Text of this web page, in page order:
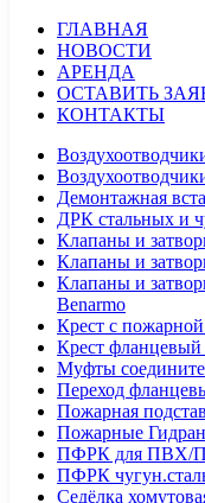
ГЛАВНАЯ
НОВОСТИ
АРЕНДА
ОСТАВИТЬ
КОНТАКТЫ
Демонтажная
ДРК стальных и
Клапаны и
Клапаны и
Клапаны и
Benarmo
Крест с
Крест
Муфты
Переход
Пожарная
Пожарные
ПФРК для ПВХ/
ПФРК
Седёлка